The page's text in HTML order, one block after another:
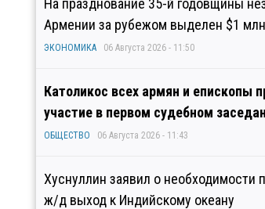
На празднование 35-й годовщины
Армении за рубежом выделен $1
ЭКОНОМИКА 06 Августа 2026 - 11:50
Католикос всех армян и епископы
участие в первом судебном
ОБЩЕСТВО 06 Августа 2026 - 11:43
Хуснуллин заявил о необходимости
ж/д выход к Индийскому океану